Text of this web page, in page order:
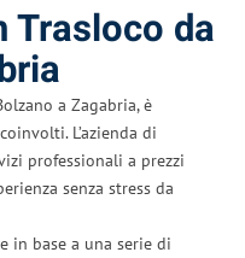
Trasloco da
a Zagabria, è
L’azienda di
professionali a prezzi
senza stress da
in base a una serie di